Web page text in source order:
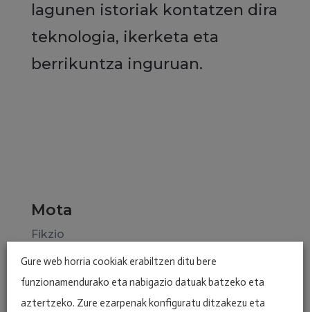
lagunen istoriak kontatzen dira
teknologia, ikerketa eta
berrikuntza inguruan.
Mota
Fikzio
Scope Producciones
Gure web horria cookiak erabiltzen ditu bere
funzionamendurako eta nabigazio datuak batzeko eta
aztertzeko. Zure ezarpenak konfiguratu ditzakezu eta